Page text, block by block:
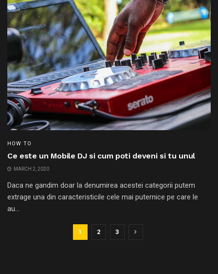
HOW TO
Ce este un Mobile DJ si cum poti deveni si tu unul
MARCH 2, 2020
Daca ne gandim doar la denumirea acestei categorii putem
extrage una din caracteristicile cele mai puternice pe care le
au...
1 2 3